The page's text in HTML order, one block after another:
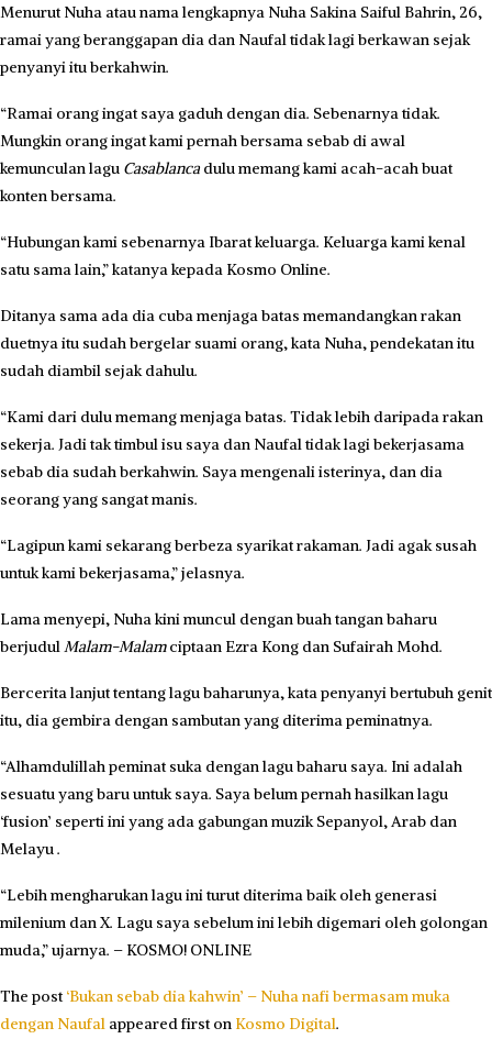
Menurut Nuha atau nama lengkapnya Nuha Sakina Saiful Bahrin, 26,
ramai yang beranggapan dia dan Naufal tidak lagi berkawan sejak
penyanyi itu berkahwin.
“Ramai orang ingat saya gaduh dengan dia. Sebenarnya tidak.
Mungkin orang ingat kami pernah bersama sebab di awal
kemunculan lagu Casablancadulu memang kami acah-acah buat
konten bersama.
“Hubungan kami sebenarnya Ibarat keluarga. Keluarga kami kenal
satu sama lain,” katanya kepada Kosmo Online.
Ditanya sama ada dia cuba menjaga batas memandangkan rakan
duetnya itu sudah bergelar suami orang, kata Nuha, pendekatan itu
sudah diambil sejak dahulu.
“Kami dari dulu memang menjaga batas. Tidak lebih daripada rakan
sekerja. Jadi tak timbul isu saya dan Naufal tidak lagi bekerjasama
sebab dia sudah berkahwin. Saya mengenali isterinya, dan dia
seorang yang sangat manis.
“Lagipun kami sekarang berbeza syarikat rakaman. Jadi agak susah
untuk kami bekerjasama,” jelasnya.
Lama menyepi, Nuha kini muncul dengan buah tangan baharu
berjudulMalam-Malamciptaan Ezra Kong dan Sufairah Mohd.
Bercerita lanjut tentang lagu baharunya, kata penyanyi bertubuh genit
itu, dia gembira dengan sambutan yang diterima peminatnya.
“Alhamdulillah peminat suka dengan lagu baharu saya. Ini adalah
sesuatu yang baru untuk saya. Saya belum pernah hasilkan lagu
‘fusion’ seperti ini yang ada gabungan muzik Sepanyol, Arab dan
Melayu .
“Lebih mengharukan lagu ini turut diterima baik oleh generasi
milenium dan X. Lagu saya sebelum ini lebih digemari oleh golongan
muda,” ujarnya. – KOSMO! ONLINE
The post‘Bukan sebab dia kahwin’ – Nuha nafi bermasam muka
dengan Naufal appeared first on Kosmo Digital.